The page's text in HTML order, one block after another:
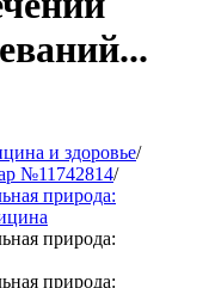
и здоровье/
№11742814/